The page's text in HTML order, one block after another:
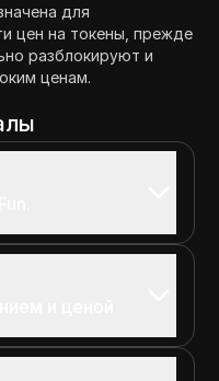
для
цен на токены, прежде
разблокируют и
ценам.